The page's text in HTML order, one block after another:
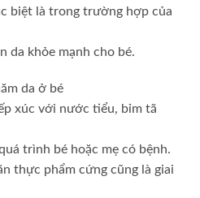
biệt là trong trường hợp của
da khỏe mạnh cho bé.
da ở bé
xúc với nước tiểu, bỉm tã
trình bé hoặc mẹ có bệnh.
thực phẩm cứng cũng là giai